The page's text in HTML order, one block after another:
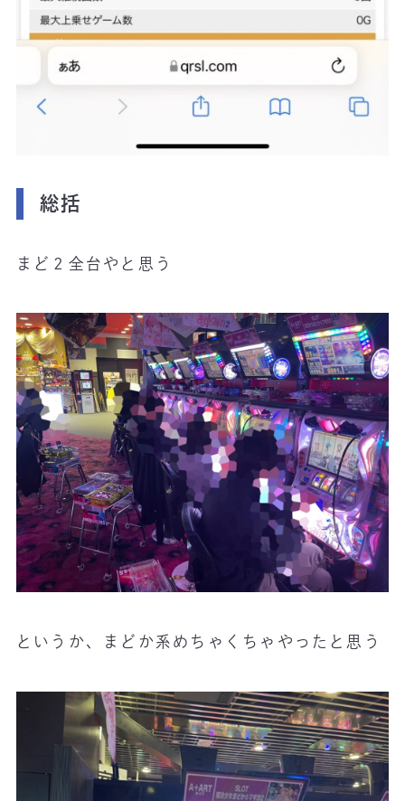
総括
まど２全台やと思う
というか、まどか系めちゃくちゃやったと思う